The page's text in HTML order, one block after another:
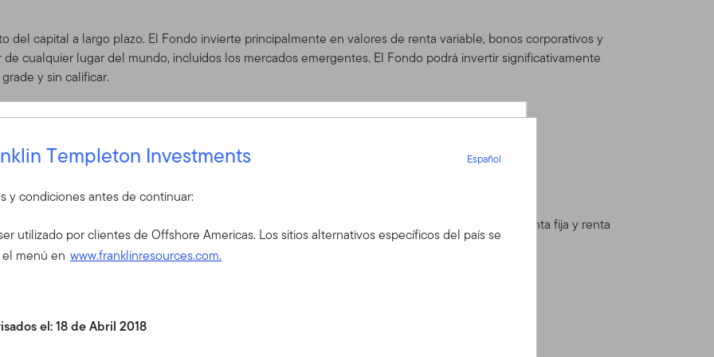
¿Es Ud. nuevo en nuestro sitio?
Para obtener acceso al sitio, comuníquese con su asesor
financiero. Si usted no es un asesor financiero, pero tiene una
del capital a largo plazo. El Fondo invierte principalmente en valores de renta variable, bonos corporativos y
cualquier lugar del mundo, incluidos los mercados emergentes. El Fondo podrá invertir significativamente
y sin calificar.
indicó anteriormente, el fondo puede atraer a los inversores que buscan:
de cierta revalorización del capital a través de una cartera que combine valores de renta fija y renta
Templeton Investments Español
y condiciones antes de continuar:
utilizado por clientes de Offshore Americas. Los sitios alternativos específicos del país se
menú en www.franklinresources.com.
el: 18 de Abril 2018